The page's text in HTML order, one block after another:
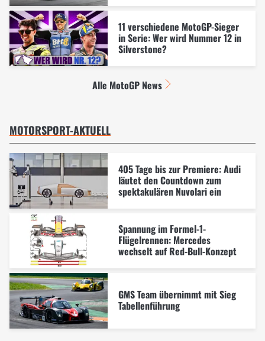
11 verschiedene MotoGP-Sieger
in Serie: Wer wird Nummer 12 in
Silverstone?
Alle MotoGP News
MOTORSPORT-AKTUELL
405 Tage bis zur Premiere: Audi
läutet den Countdown zum
spektakulären Nuvolari ein
Spannung im Formel-1-
Flügelrennen: Mercedes
wechselt auf Red-Bull-Konzept
GMS Team übernimmt mit Sieg
Tabellenführung